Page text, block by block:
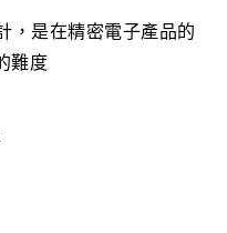
，是在精密電子產品的
難度